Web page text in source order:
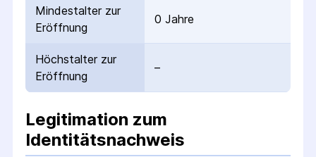
Mindestalter zur
Eröffnung
0 Jahre
Höchstalter zur
Eröffnung
–
Legitimation zum
Identitätsnachweis